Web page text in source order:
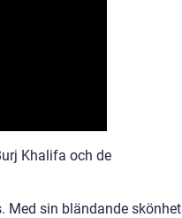
Khalifa och de
Med sin bländande skönhet